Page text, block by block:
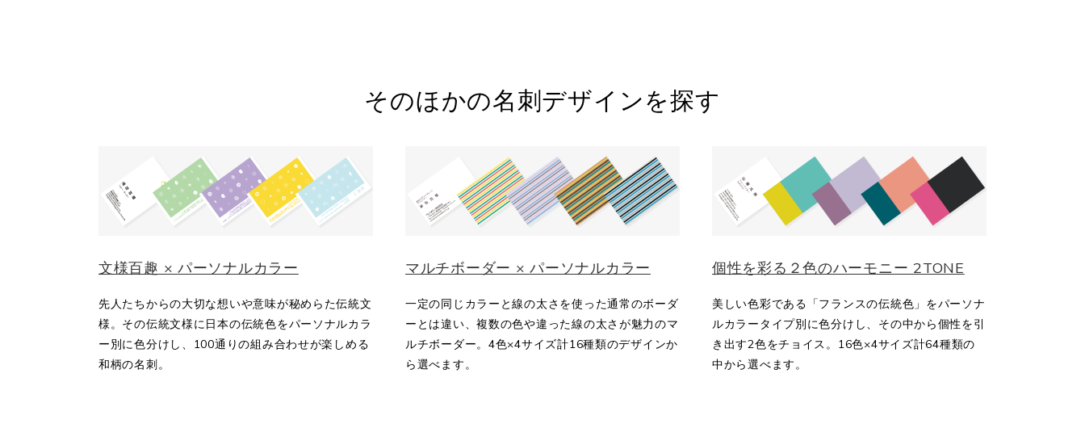
そのほかの名刺デザインを探す
文様百趣 × パーソナルカラー
先人たちからの大切な想いや意味が秘めらた伝統文
様。その伝統文様に日本の伝統色をパーソナルカラ
ー別に色分けし、100通りの組み合わせが楽しめる
和柄の名刺。
マルチボーダー × パーソナルカラー
一定の同じカラーと線の太さを使った通常のボーダ
ーとは違い、複数の色や違った線の太さが魅力のマ
ルチボーダー。4色×4サイズ計16種類のデザインか
ら選べます。
個性を彩る２色のハーモニー 2TONE
美しい色彩である「フランスの伝統色」をパーソナ
ルカラータイプ別に色分けし、その中から個性を引
き出す2色をチョイス。16色×4サイズ計64種類の
中から選べます。